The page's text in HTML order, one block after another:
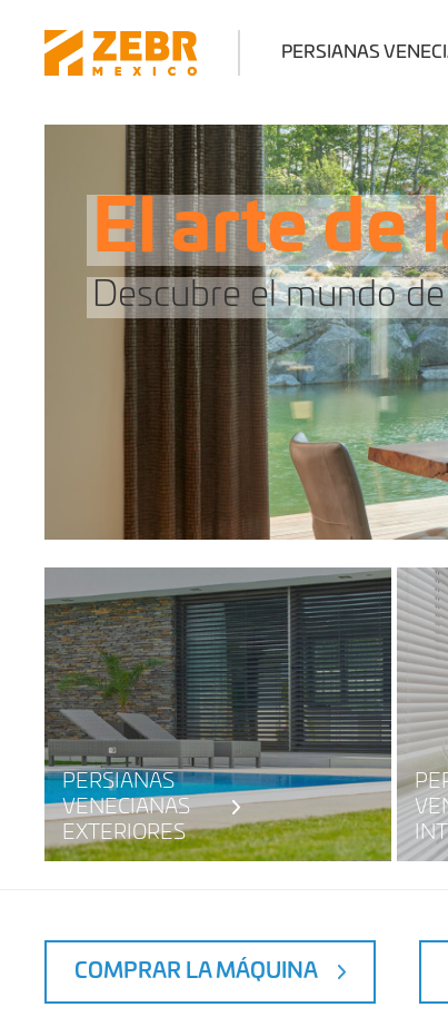
PERSIANAS
El arte de
Descubre el mundo
PERSIANAS
VENECIANAS
EXTERIORES
COMPRAR LA MÁQUINA